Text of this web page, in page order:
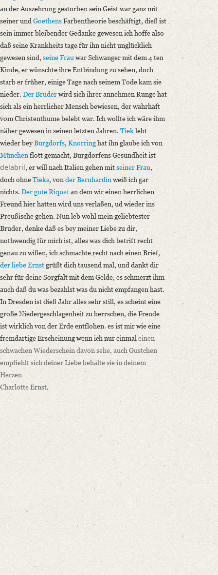
an der Auszehrung gestorben sein Geist war ganz mit
seiner und GoethensFarbentheorie beschäftigt, dieß ist
sein immer bleibender Gedanke gewesen ich hoffe also
daß seine Krankheits tage für ihn nicht unglücklich
gewesen sind, seine Frau war Schwanger mit dem 4 ten
Kinde, er wünschte ihre Entbindung zu sehen, doch
starb er früher, einige Tage nach seinem Tode kam sie
nieder. Der Bruderwird sich ihrer annehmen Runge hat
sich als ein herrlicher Mensch bewiesen, der wahrhaft
vom Christenthume belebt war. Ich wollte ich wäre ihm
näher gewesen in seinen letzten Jahren. Tieklebt
wieder beyBurgdorfs, Knorringhat ihn glaube ich von
Münchenflott gemacht, Burgdorfens Gesundheit ist
delabril, er will nach Italien gehen mitseiner Frau,
doch ohneTieks, von der Bernhardinweiß ich gar
nichts. Der gute Riquetan dem wir einen herrlichen
Freund hier hatten wird uns verlaßen, ud wieder ins
Preußische gehen. Nun leb wohl mein geliebtester
Bruder, denke daß es bey meiner Liebe zu dir,
nothwendig für mich ist, alles was dich betrift recht
genau zu wißen, ich schmachte recht nach einen Brief,
der liebe Ernstgrüßt dich tausend mal, und dankt dir
sehr für deine Sorgfalt mit dem Gelde, es schmerzt ihm
auch daß du was bezahlst was du nicht empfangen hast.
In Dresden ist dieß Jahr alles sehr still, es scheint eine
große Niedergeschlagenheit zu herrschen, die Freude
ist wirklich von der Erde entflohen. es ist mir wie eine
fremdartige Erscheinung wenn ich nur einmal einen
schwachen Wiederschein davon sehe, auch Gustchen
empfiehlt sich deiner Liebe behalte sie in deinem
Herzen
Charlotte Ernst.